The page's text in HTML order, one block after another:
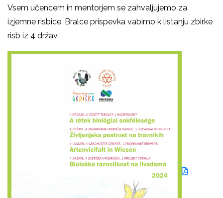
Vsem učencem in mentorjem se zahvaljujemo za
izjemne risbice. Bralce prispevka vabimo k listanju zbirke
risb iz 4 držav.